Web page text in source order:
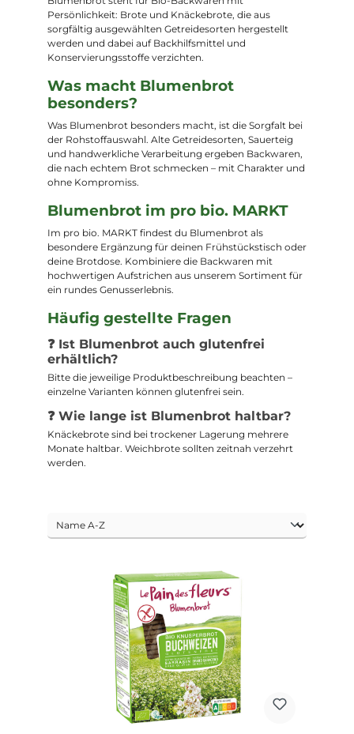
Persönlichkeit: Brote und Knäckebrote, die aus
sorgfältig ausgewählten Getreidesorten hergestellt
werden und dabei auf Backhilfsmittel und
Konservierungsstoffe verzichten.
Was macht Blumenbrot
besonders?
Was Blumenbrot besonders macht, ist die Sorgfalt bei
der Rohstoffauswahl. Alte Getreidesorten, Sauerteig
und handwerkliche Verarbeitung ergeben Backwaren,
die nach echtem Brot schmecken – mit Charakter und
ohne Kompromiss.
Blumenbrot im pro bio. MARKT
Im pro bio. MARKT findest du Blumenbrot als
besondere Ergänzung für deinen Frühstückstisch oder
deine Brotdose. Kombiniere die Backwaren mit
hochwertigen Aufstrichen aus unserem Sortiment für
ein rundes Genusserlebnis.
Häufig gestellte Fragen
❓ Ist Blumenbrot auch glutenfrei
erhältlich?
Bitte die jeweilige Produktbeschreibung beachten –
einzelne Varianten können glutenfrei sein.
❓ Wie lange ist Blumenbrot haltbar?
Knäckebrote sind bei trockener Lagerung mehrere
Monate haltbar. Weichbrote sollten zeitnah verzehrt
werden.